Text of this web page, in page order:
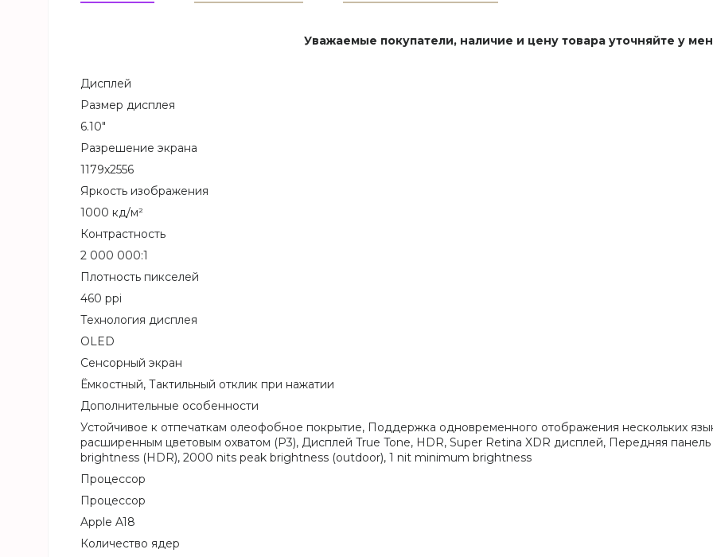
Уважаемые покупатели, наличие и цену товара уточняйте у
Дисплей
Размер дисплея
6.10"
Разрешение экрана
1179x2556
Яркость изображения
1000 кд/м²
Контрастность
2 000 000:1
Плотность пикселей
460 ppi
Технология дисплея
OLED
Сенсорный экран
Ёмкостный, Тактильный отклик при нажатии
Дополнительные особенности
Устойчивое к отпечаткам олеофобное покрытие, Поддержка одновременного отображения нескольких
расширенным цветовым охватом (P3), Дисплей True Tone, HDR, Super Retina XDR дисплей, Передняя
brightness (HDR), 2000 nits peak brightness (outdoor), 1 nit minimum brightness
Процессор
Процессор
Apple A18
Количество ядер